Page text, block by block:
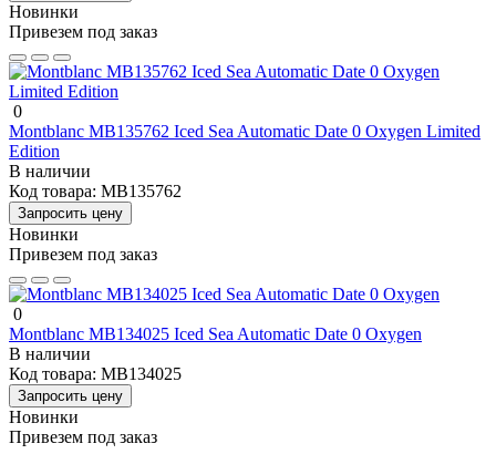
Новинки
Привезем под заказ
0
Montblanc MB135762 Iced Sea Automatic Date 0 Oxygen Limited
Edition
В наличии
Код товара: MB135762
Запросить цену
Новинки
Привезем под заказ
0
Montblanc MB134025 Iced Sea Automatic Date 0 Oxygen
В наличии
Код товара: MB134025
Запросить цену
Новинки
Привезем под заказ